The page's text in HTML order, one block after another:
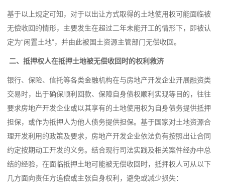
基于以上规定可知，对于以出让方式取得的土地使用权可能面临被
无偿收回的情形，主要发生在超过二年未能开工的情形下，即被认
定为“闲置土地”，并由此被国土资源主管部门无偿收回。
二、抵押权人在抵押土地被无偿收回时的权利救济
银行、保险、信托等各类金融机构在与房地产开发企业开展融资类
交易时，出于确保顺利回款、保障自身债权顺利实现等目的，往往
要求房地产开发企业或以其享有的土地使用权为自身债务提供抵押
担保，或作为抵押人为他人债务提供担保。基于国家对土地资源合
理开发利用的政策及要求，房地产开发企业依法负有按照出让合同
约定按期动工开发的义务。结合现行司法实践及相关案件经办中总
结的经验，在面临抵押土地可能被无偿收回时，抵押权人可从以下
几方面向责任方追偿或主张自身权利，避免或减少损失：